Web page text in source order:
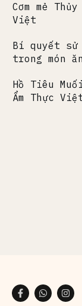
Cơm mẻ
Việt
Bí quyết sử
trong món
Hồ Tiêu
Ẩm Thực